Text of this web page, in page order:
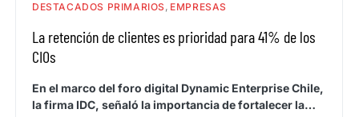
DESTACADOS PRIMARIOS EMPRESAS
La retención de clientes es prioridad para 41% de los
CIOs
En el marco del foro digital Dynamic Enterprise Chile,
la firma IDC, señaló la importancia de fortalecer la…